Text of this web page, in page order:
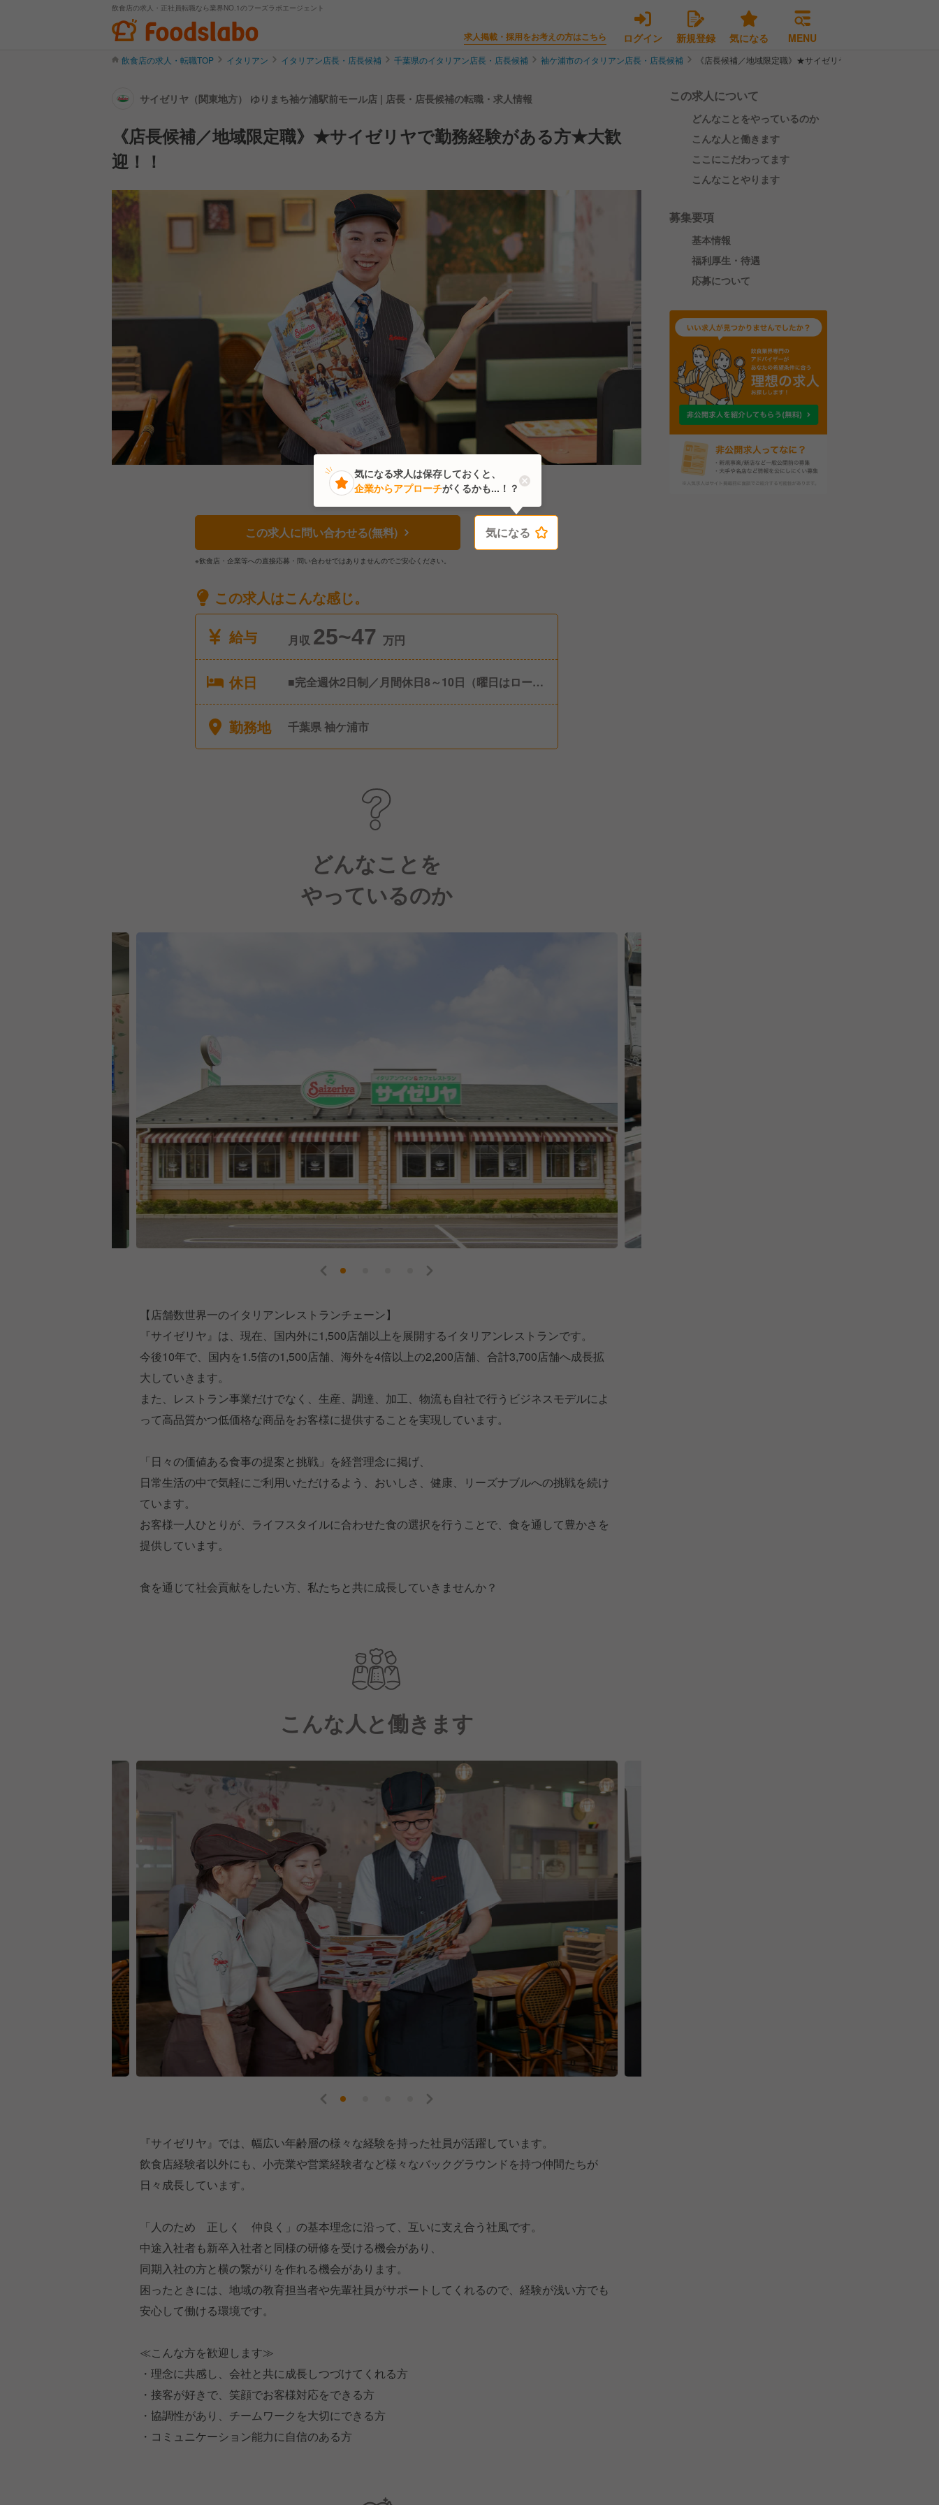
飲食店の求人・正社員転職なら業界NO.1のフーズラボエージェント
求人掲載・採用をお考えの方はこちら ログイン 新規登録 気になる MENU
飲食店の求人・転職TOP イタリアン イタリアン店長・店長候補 千葉県のイタリアン店長・店長候補 袖ケ浦市のイタリアン店長・店長候補 《店長候補／地域限定職》★サイゼリヤで勤務経験がある方★
サイゼリヤ（関東地方） ゆりまち袖ケ浦駅前モール店 | 店長・店長候補の転職・求人情報
《店長候補／地域限定職》★サイゼリヤで勤務経験がある方★大歓
迎！！
この求人に問い合わせる(無料) 気になる
※飲食店・企業等への直接応募・問い合わせではありませんのでご安心ください。
この求人はこんな感じ。
給与
月収 25~47 万円
休日
■完全週休2日制／月間休日8～10日（曜日はローテ
前産後休暇 ■傷病有給休暇 ■介護休暇/子の看護休暇
■育児休業制度 ■育児期間中（小学校3年生まで。事
勤務地 千葉県 袖ケ浦市
どんなことを
やっているのか
【店舗数世界一のイタリアンレストランチェーン】
『サイゼリヤ』は、現在、国内外に1,500店舗以上を展開するイタリアンレストランです。
今後10年で、国内を1.5倍の1,500店舗、海外を4倍以上の2,200店舗、合計3,700店舗へ成長拡
大していきます。
また、レストラン事業だけでなく、生産、調達、加工、物流も自社で行うビジネスモデルによ
って高品質かつ低価格な商品をお客様に提供することを実現しています。
「日々の価値ある食事の提案と挑戦」を経営理念に掲げ、
日常生活の中で気軽にご利用いただけるよう、おいしさ、健康、リーズナブルへの挑戦を続け
ています。
お客様一人ひとりが、ライフスタイルに合わせた食の選択を行うことで、食を通して豊かさを
提供しています。
食を通じて社会貢献をしたい方、私たちと共に成長していきませんか？
こんな人と働きます
『サイゼリヤ』では、幅広い年齢層の様々な経験を持った社員が活躍しています。
飲食店経験者以外にも、小売業や営業経験者など様々なバックグラウンドを持つ仲間たちが
日々成長しています。
「人のため 正しく 仲良く」の基本理念に沿って、互いに支え合う社風です。
中途入社者も新卒入社者と同様の研修を受ける機会があり、
同期入社の方と横の繋がりを作れる機会があります。
困ったときには、地域の教育担当者や先輩社員がサポートしてくれるので、経験が浅い方でも
安心して働ける環境です。
≪こんな方を歓迎します≫
・理念に共感し、会社と共に成長しつづけてくれる方
・接客が好きで、笑顔でお客様対応をできる方
・協調性があり、チームワークを大切にできる方
・コミュニケーション能力に自信のある方
この求人について
どんなことをやっているのか
こんな人と働きます
ここにこだわってます
こんなことやります
募集要項
基本情報
福利厚生・待遇
応募について
気になる
気になる求人は保存しておくと、
企業からアプローチがくるかも...！？